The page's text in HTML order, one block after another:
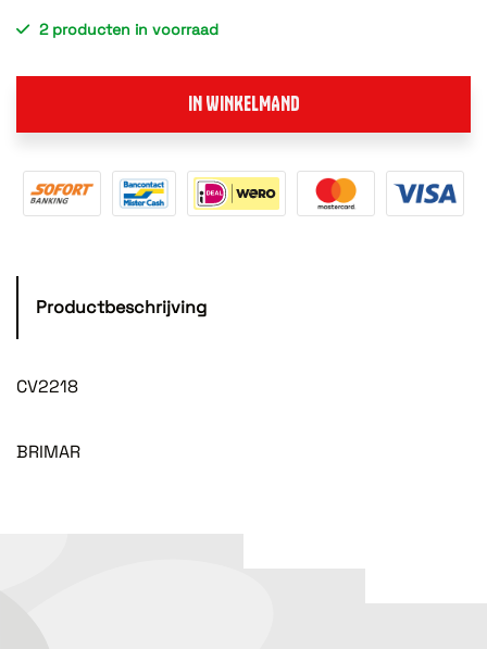
2 producten in voorraad
IN WINKELMAND
Productbeschrijving
CV2218
BRIMAR